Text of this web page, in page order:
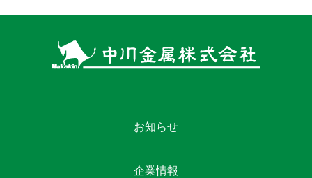
お知らせ
企業情報